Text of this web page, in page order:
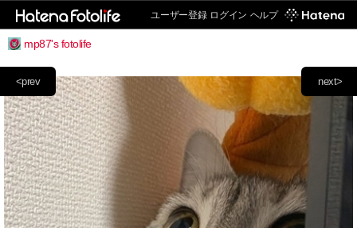
ユーザー登録 ログイン ヘルプ
mp87's fotolife
next>
<prev